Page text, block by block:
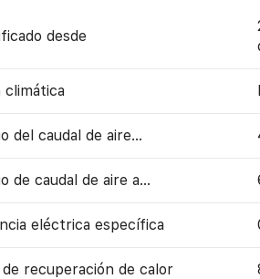
desde
climática
del caudal de aire...
de caudal de aire a…
eléctrica específica
de recuperación de calor